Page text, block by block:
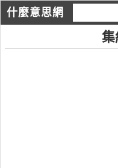
什麼意思網
集